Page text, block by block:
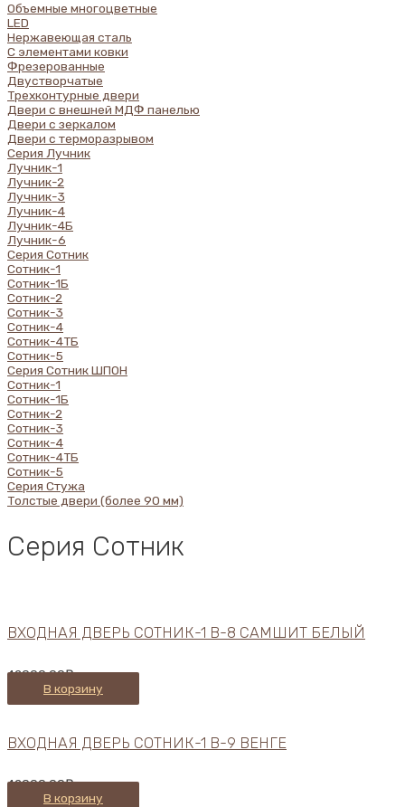
Объемные многоцветные
LED
Нержавеющая сталь
С элементами ковки
Фрезерованные
Двустворчатые
Трехконтурные двери
Двери с внешней МДФ панелью
Двери с зеркалом
Двери с терморазрывом
Серия Лучник
Лучник-1
Лучник-2
Лучник-3
Лучник-4
Лучник-4Б
Лучник-6
Серия Сотник
Сотник-1
Сотник-1Б
Сотник-2
Сотник-3
Сотник-4
Сотник-4ТБ
Сотник-5
Серия Сотник ШПОН
Сотник-1
Сотник-1Б
Сотник-2
Сотник-3
Сотник-4
Сотник-4ТБ
Сотник-5
Серия Стужа
Толстые двери (более 90 мм)
Серия Сотник
ВХОДНАЯ ДВЕРЬ СОТНИК-1 В-8 САМШИТ БЕЛЫЙ
42000,00₽
В корзину
ВХОДНАЯ ДВЕРЬ СОТНИК-1 В-9 ВЕНГЕ
42000,00₽
В корзину